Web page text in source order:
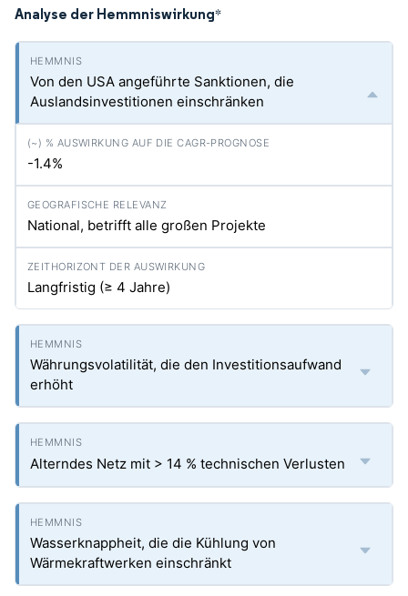
Analyse der Hemmniswirkung*
Von den USA angeführte Sanktionen, die
Auslandsinvestitionen einschränken
-1.4%
National, betrifft alle großen Projekte
Langfristig (≥ 4 Jahre)
Währungsvolatilität, die den Investitionsaufwand
erhöht
Alterndes Netz mit > 14 % technischen Verlusten
Wasserknappheit, die die Kühlung von
Wärmekraftwerken einschränkt